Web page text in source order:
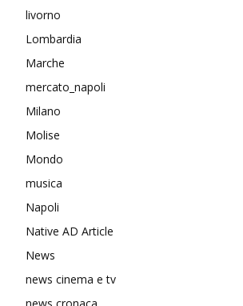
livorno
Lombardia
Marche
mercato_napoli
Milano
Molise
Mondo
musica
Napoli
Native AD Article
News
news cinema e tv